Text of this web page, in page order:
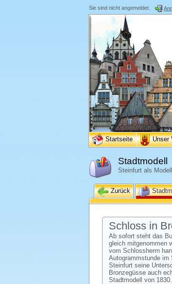
Sie sind nicht angemeldet.
Startseite Unser
Stadtmodell
Steinfurt als Modell
Zurück
Schloss in
Ab sofort steht das
gleich mitgenommen
vom Schlossherrn
Autogrammstunde im
Steinfurt seine
Bronzegüsse auch
Stadtmodell von 1830.